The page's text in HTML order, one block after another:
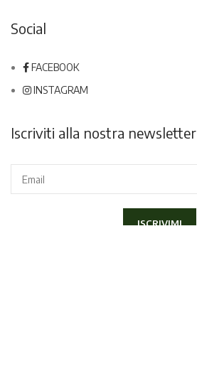
Social
FACEBOOK
INSTAGRAM
Iscriviti alla nostra newsletter